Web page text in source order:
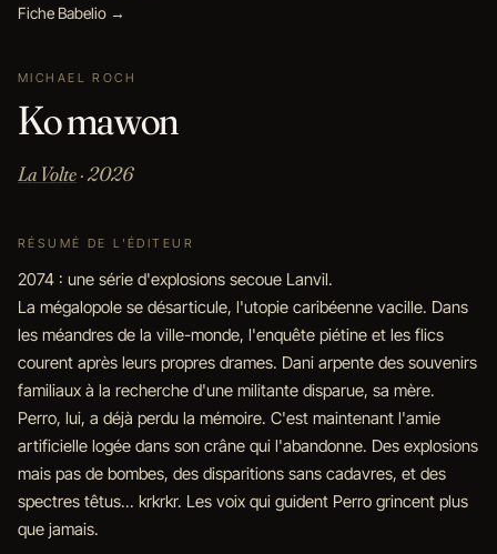
Fiche Babelio →
MICHAEL ROCH
Ko mawon
La Volte· 2026
RÉSUMÉ DE L'ÉDITEUR
2074 : une série d'explosions secoue Lanvil.
La mégalopole se désarticule, l'utopie caribéenne vacille. Dans
les méandres de la ville-monde, l'enquête piétine et les flics
courent après leurs propres drames. Dani arpente des souvenirs
familiaux à la recherche d'une militante disparue, sa mère.
Perro, lui, a déjà perdu la mémoire. C'est maintenant l'amie
artificielle logée dans son crâne qui l'abandonne. Des explosions
mais pas de bombes, des disparitions sans cadavres, et des
spectres têtus... krkrkr. Les voix qui guident Perro grincent plus
que jamais.